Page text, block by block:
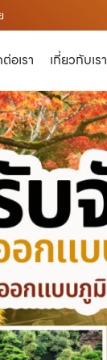
อเรา เกี่ยวกับเรา